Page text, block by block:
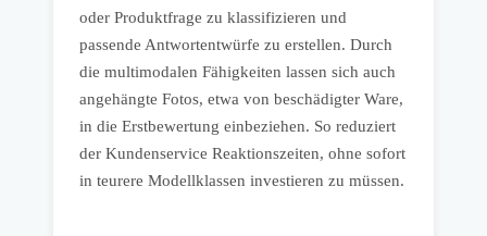
oder Produktfrage zu klassifizieren und
passende Antwortentwürfe zu erstellen. Durch
die multimodalen Fähigkeiten lassen sich auch
angehängte Fotos, etwa von beschädigter Ware,
in die Erstbewertung einbeziehen. So reduziert
der Kundenservice Reaktionszeiten, ohne sofort
in teurere Modellklassen investieren zu müssen.